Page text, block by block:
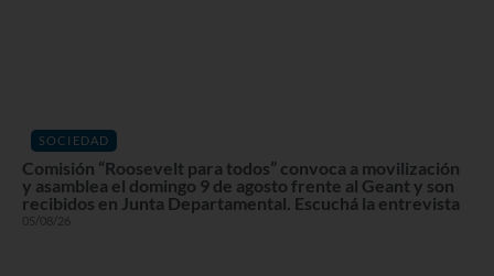
SOCIEDAD
Comisión “Roosevelt para todos” convoca a movilización
y asamblea el domingo 9 de agosto frente al Geant y son
recibidos en Junta Departamental. Escuchá la entrevista
05/08/26